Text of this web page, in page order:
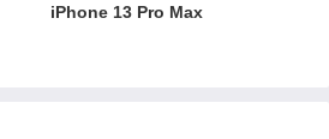
iPhone 13 Pro Max